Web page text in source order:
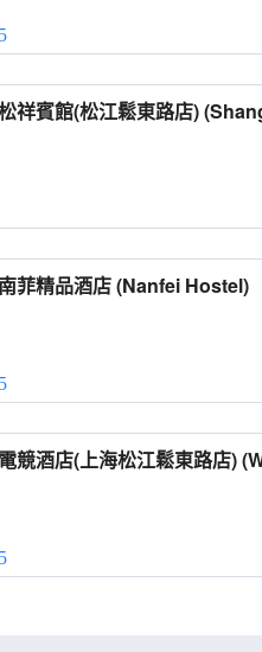
賓館(松江鬆東路店) (Shanghai
上海南菲精品酒店 (Nanfei Hostel)
酒店(上海松江鬆東路店) (Watermelon E-